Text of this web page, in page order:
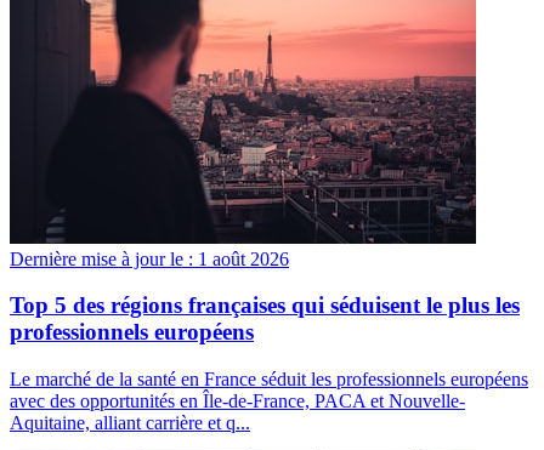
Dernière mise à jour le : 1 août 2026
Top 5 des régions françaises qui séduisent le plus les
professionnels européens
Le marché de la santé en France séduit les professionnels européens
avec des opportunités en Île-de-France, PACA et Nouvelle-
Aquitaine, alliant carrière et q...